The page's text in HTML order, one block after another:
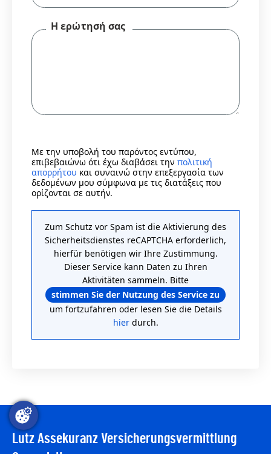
Η ερώτησή σας
Με την υποβολή του παρόντος εντύπου,
επιβεβαιώνω ότι έχω διαβάσει την πολιτική
απορρήτου και συναινώ στην επεξεργασία των
δεδομένων μου σύμφωνα με τις διατάξεις που
ορίζονται σε αυτήν.
Zum Schutz vor Spam ist die Aktivierung des
Sicherheitsdienstes reCAPTCHA erforderlich,
hierfür benötigen wir Ihre Zustimmung.
Dieser Service kann Daten zu Ihren
Aktivitäten sammeln. Bitte
stimmen Sie der Nutzung des Service zu
um fortzufahren oder lesen Sie die Details
hierdurch.
Lutz Assekuranz Versicherungsvermittlung